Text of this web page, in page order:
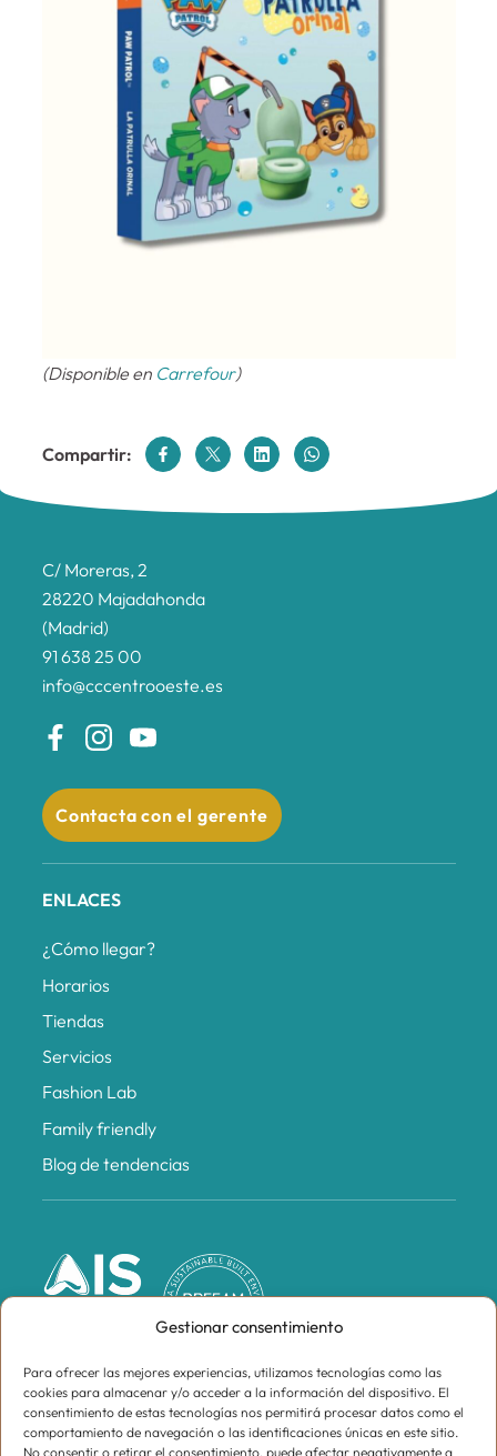
Gestionar consentimiento
Para ofrecer las mejores experiencias, utilizamos tecnologías como las
cookies para almacenar y/o acceder a la información del dispositivo. El
consentimiento de estas tecnologías nos permitirá procesar datos como el
comportamiento de navegación o las identificaciones únicas en este sitio.
No consentir o retirar el consentimiento, puede afectar negativamente a
(Disponible en Carrefour)
Compartir:
C/ Moreras, 2
28220 Majadahonda
(Madrid)
91 638 25 00
info@cccentrooeste.es
Contacta con el gerente
ENLACES
¿Cómo llegar?
Horarios
Tiendas
Servicios
Fashion Lab
Family friendly
Blog de tendencias